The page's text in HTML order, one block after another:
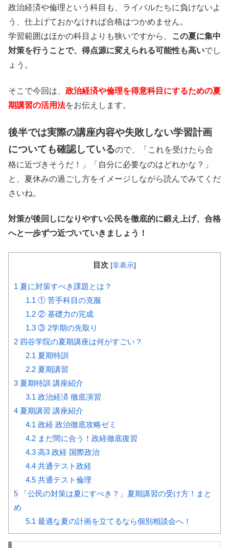
政治経済や倫理という科目も、ライバルたちに負けないよ
う、仕上げておかなければ合格はつかめません。
学習範囲はほかの科目よりも狭いですから、
この夏に集中
対策を行うことで、得点源に変えられる可能性も高いでし
ょう。
そこで今回は、 政治経済や倫理を得意科目にするための夏
期講習の活用法をお伝えします。
後半では実際の講座内容や失敗しない学習計画
についても確認しているので、「これを受けたら合
格に近づきそうだ！」「自分に必要なのはどれかな？」
と、夏休みの過ごし方をイメージしながら読んでみてくだ
さいね。
対策が後回しになりやすい公民を徹底的に鍛え上げ、合格
へと一歩ずつ近づいていきましょう！
目次 [非表示]
1 夏に対策すべき課題とは？
1.1 ① 苦手科目の克服
1.2② 基礎力の完成
1.3③ 2学期の先取り
2 四谷学院の夏期講座は何がすごい？
2.1 夏期特訓
2.2夏期講習
3 夏期特訓 講座紹介
3.1 政治経済 徹底演習
4 夏期講習 講座紹介
4.1 政経 政治徹底攻略ゼミ
4.2まだ間に合う！政経徹底復習
4.3高3 政経 国際政治
4.4共通テスト政経
4.5共通テスト倫理
5 「公民の対策は夏にすべき？」夏期講習の受け方！まと
め
5.1 最適な夏の計画を立てるなら個別相談会へ！